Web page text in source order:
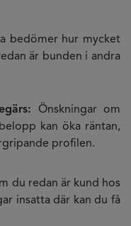
bedömer hur mycket
är bunden i andra
Önskningar om
kan öka räntan,
profilen.
du redan är kund hos
insatta där kan du få